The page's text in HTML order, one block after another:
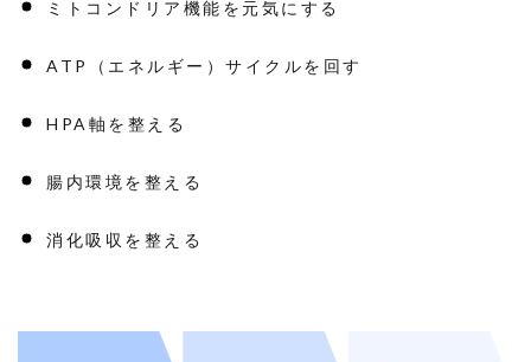
ミトコンドリア機能を元気にする
ATP（エネルギー）サイクルを回す
HPA軸を整える
腸内環境を整える
消化吸収を整える